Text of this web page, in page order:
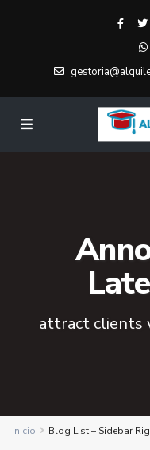
attract clients
Inicio Blog List – Sidebar